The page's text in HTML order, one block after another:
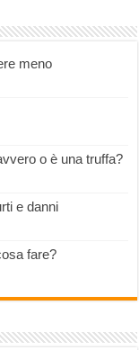
meno
o è una truffa?
e danni
fare?